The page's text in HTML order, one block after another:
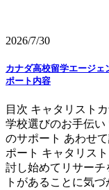
2026/7/30
カナダ高校留学エージ
ポート内容
目次 キャタリスト
学校選びのお手伝い
のサポート あわせ
ポート キャタリス
討し始めてリサー
トがあることに気